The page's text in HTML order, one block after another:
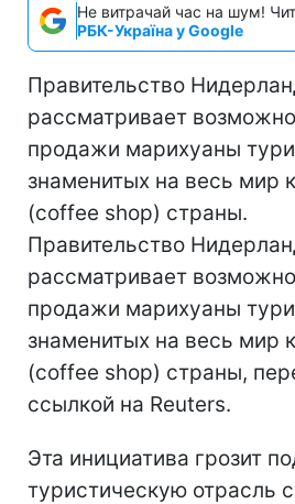
Не витрачай час на шум!
РБК-Україна у Google
Правительство
рассматривает
продажи марихуаны
знаменитых на весь мир
(coffee shop) страны.
Правительство
рассматривает
продажи марихуаны
знаменитых на весь мир
(coffee shop) страны,
ссылкой на Reuters.
Эта инициатива грозит
туристическую отрасль